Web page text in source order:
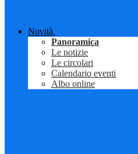
Novità
Panoramica
Le notizie
Le circolari
Calendario eventi
Albo online